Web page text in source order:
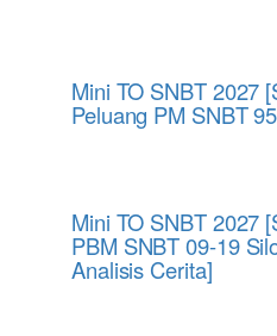
Mini TO SNBT 2027
Peluang PM SNBT
Mini TO SNBT 2027
PBM SNBT 09-19
Analisis Cerita]